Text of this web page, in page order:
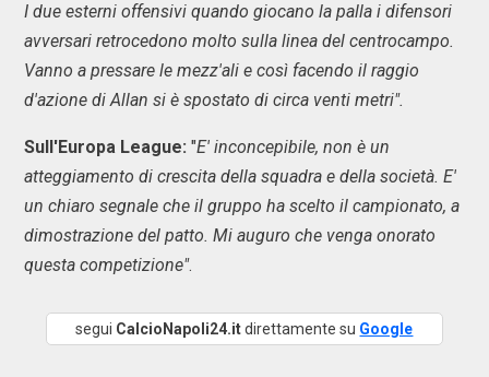
I due esterni offensivi quando giocano la palla i difensori
avversari retrocedono molto sulla linea del centrocampo.
Vanno a pressare le mezz'ali e così facendo il raggio
d'azione di Allan si è spostato di circa venti metri".
Sull'Europa League: "E' inconcepibile, non è un
atteggiamento di crescita della squadra e della società. E'
un chiaro segnale che il gruppo ha scelto il campionato, a
dimostrazione del patto. Mi auguro che venga onorato
questa competizione".
segui CalcioNapoli24.itdirettamente su Google